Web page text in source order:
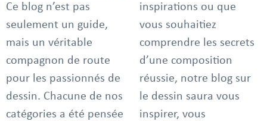
Ce blog n’est pas
seulement un guide,
mais un véritable
compagnon de route
pour les passionnés de
dessin. Chacune de nos
catégories a été pensée
inspirations ou que
vous souhaitiez
comprendre les secrets
d’une composition
réussie, notre blog sur
le dessin saura vous
inspirer, vous